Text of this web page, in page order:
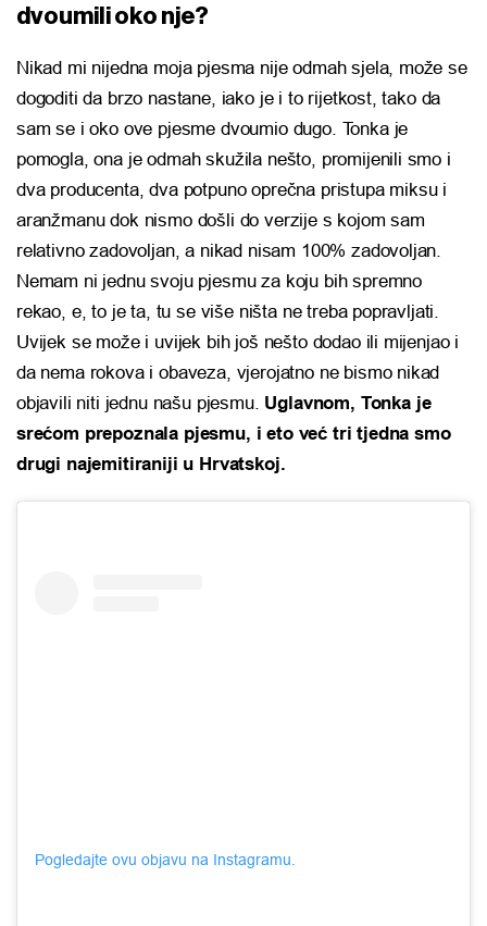
dvoumili oko nje?
Nikad mi nijedna moja pjesma nije odmah sjela, može se
dogoditi da brzo nastane, iako je i to rijetkost, tako da
sam se i oko ove pjesme dvoumio dugo. Tonka je
pomogla, ona je odmah skužila nešto, promijenili smo i
dva producenta, dva potpuno oprečna pristupa miksu i
aranžmanu dok nismo došli do verzije s kojom sam
relativno zadovoljan, a nikad nisam 100% zadovoljan.
Nemam ni jednu svoju pjesmu za koju bih spremno
rekao, e, to je ta, tu se više ništa ne treba popravljati.
Uvijek se može i uvijek bih još nešto dodao ili mijenjao i
da nema rokova i obaveza, vjerojatno ne bismo nikad
objavili niti jednu našu pjesmu. Uglavnom, Tonka je
srećom prepoznala pjesmu, i eto već tri tjedna smo
drugi najemitiraniji u Hrvatskoj.
Pogledajte ovu objavu na Instagramu.